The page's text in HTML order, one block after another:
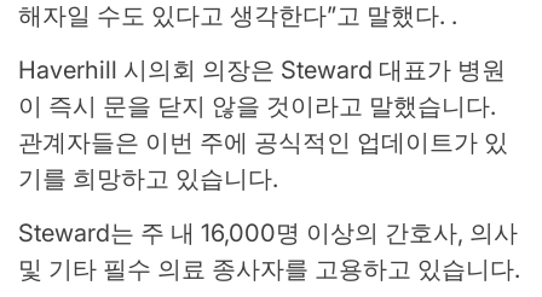
해자일 수도 있다고 생각한다”고 말했다. .
Haverhill 시의회 의장은 Steward 대표가 병원
이 즉시 문을 닫지 않을 것이라고 말했습니다.
관계자들은 이번 주에 공식적인 업데이트가 있
기를 희망하고 있습니다.
Steward는 주 내 16,000명 이상의 간호사, 의사
및 기타 필수 의료 종사자를 고용하고 있습니다.